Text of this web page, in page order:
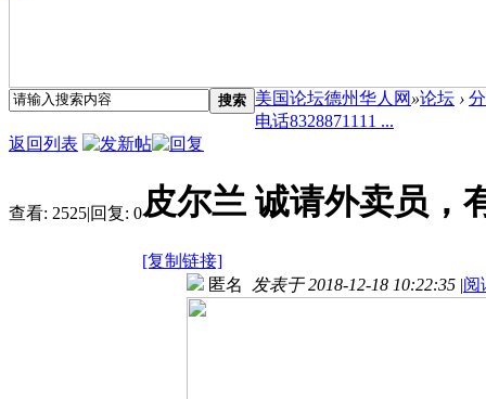
搜索 美国论坛德州华人网 »论坛 ›
电话8328871111 ...
返回列表
查看: 2525|回复: 0皮尔兰 诚请外卖员，
[复制链接]
匿名 发表于 2018-12-18 10:22:35 |阅